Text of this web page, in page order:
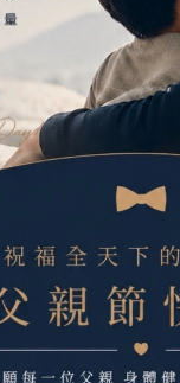
效用達最大
授權經銷。